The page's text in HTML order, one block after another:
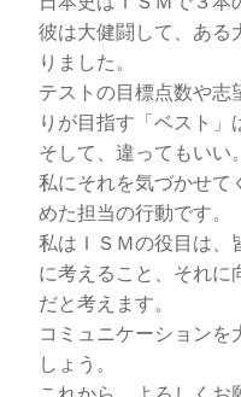
彼は大健闘して、ある
りました。
テストの目標点数や志
りが目指す「ベスト」
そして、違ってもいい。
私にそれを気づかせて
めた担当の行動です。
私はＩＳＭの役目は、
に考えること、それに
だと考えます。
コミュニケーションを
しょう。